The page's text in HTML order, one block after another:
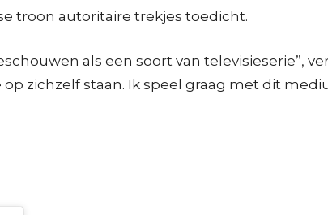
troon autoritaire trekjes toedicht.
als een soort van televisieserie”,
zichzelf staan. Ik speel graag met dit